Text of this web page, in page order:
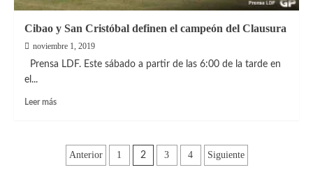
Cibao y San Cristóbal definen el campeón del Clausura
noviembre 1, 2019
Prensa LDF. Este sábado a partir de las 6:00 de la tarde en
el...
Leer másLeer
SanPaginación
Anterior 1 2 3 4 Siguiente